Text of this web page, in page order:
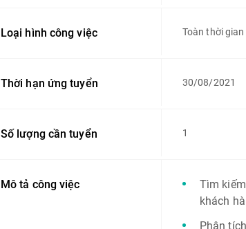
Loại hình công việc Toàn thời gian
Thời hạn ứng tuyển 30/08/2021
Số lượng cần tuyển 1
Mô tả công việc
Tìm
khách
Phân